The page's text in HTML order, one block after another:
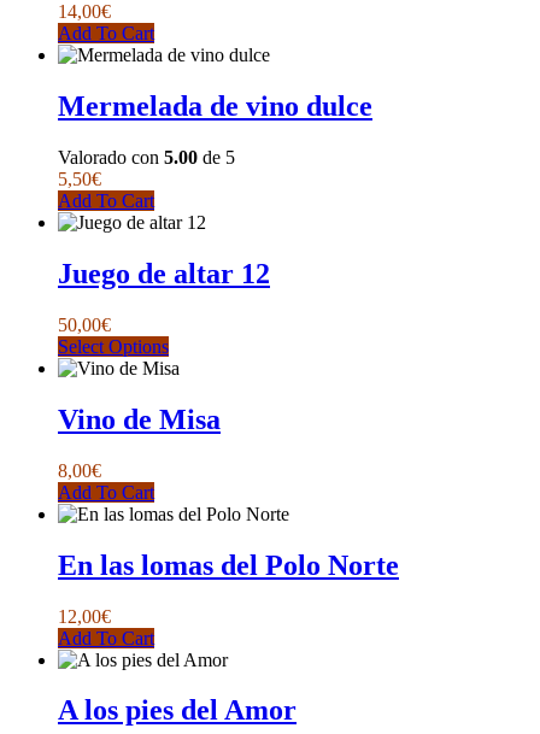
14,00€
Add To Cart
Mermelada de vino dulce
Valorado con 5.00 de 5
5,50€
Add To Cart
Juego de altar 12
50,00€
Select OptionsEste
producto
múltiples
variantes.
pueden
en
la
producto
Vino de Misa
8,00€
Add To Cart
En las lomas del Polo Norte
12,00€
Add To Cart
A los pies del Amor